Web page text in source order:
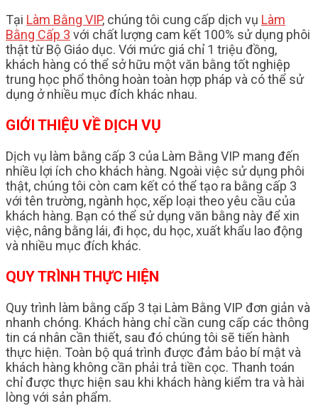
Tại Làm Bằng VIP, chúng tôi cung cấp dịch vụ Làm
Bằng Cấp 3 với chất lượng cam kết 100% sử dụng phôi
thật từ Bộ Giáo dục. Với mức giá chỉ 1 triệu đồng,
khách hàng có thể sở hữu một văn bằng tốt nghiệp
trung học phổ thông hoàn toàn hợp pháp và có thể sử
dụng ở nhiều mục đích khác nhau.
GIỚI THIỆU VỀ DỊCH VỤ
Dịch vụ làm bằng cấp 3 của Làm Bằng VIP mang đến
nhiều lợi ích cho khách hàng. Ngoài việc sử dụng phôi
thật, chúng tôi còn cam kết có thể tạo ra bằng cấp 3
với tên trường, ngành học, xếp loại theo yêu cầu của
khách hàng. Bạn có thể sử dụng văn bằng này để xin
việc, nâng bằng lái, đi học, du học, xuất khẩu lao động
và nhiều mục đích khác.
QUY TRÌNH THỰC HIỆN
Quy trình làm bằng cấp 3 tại Làm Bằng VIP đơn giản và
nhanh chóng. Khách hàng chỉ cần cung cấp các thông
tin cá nhân cần thiết, sau đó chúng tôi sẽ tiến hành
thực hiện. Toàn bộ quá trình được đảm bảo bí mật và
khách hàng không cần phải trả tiền cọc. Thanh toán
chỉ được thực hiện sau khi khách hàng kiểm tra và hài
lòng với sản phẩm.